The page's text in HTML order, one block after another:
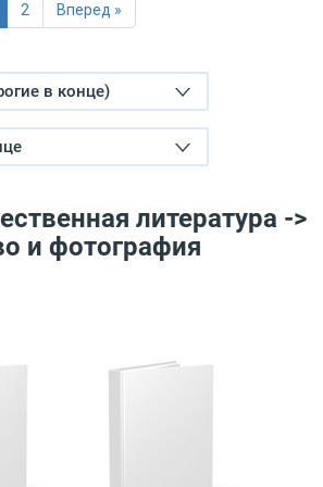
2 Вперед »
в конце)
литература ->
и фотография